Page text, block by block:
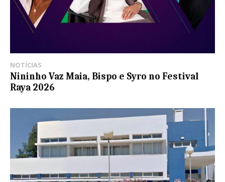
NOTÍCIAS
Nininho Vaz Maia, Bispo e Syro no Festival
Raya 2026